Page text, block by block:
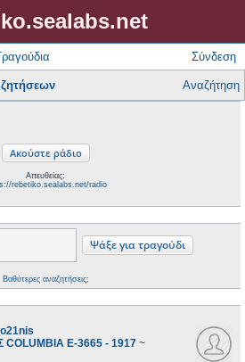
Σύνδεση
Αναζήτηση
Απευθείας:
rebetiko.sealabs.net/radio
Βαθύτερες αναζητήσεις;
E-3665 - 1917 ~